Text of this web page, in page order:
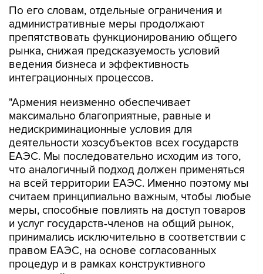
препятствовать функционированию общего
рынка, снижая предсказуемость условий
ведения бизнеса и эффективность
интеграционных процессов.
"Армения неизменно обеспечивает
недискриминационные условия для
деятельности хозсубъектов всех государств
ЕАЭС. Мы последовательно исходим из того,
что аналогичный подход должен применяться
на всей территории ЕАЭС. Именно поэтому мы
считаем принципиально важным, чтобы любые
меры, способные повлиять на доступ товаров
и услуг государств-членов на общий рынок,
принимались исключительно в соответствии с
правом ЕАЭС, на основе согласованных
процедур и в рамках конструктивного
взаимодействия между компетентными
органами", - заявил премьер Армении.